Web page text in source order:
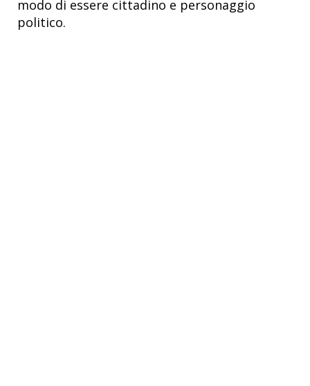
modo di essere cittadino e personaggio
politico.